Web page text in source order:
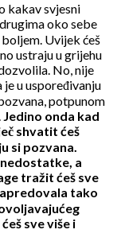
kakav svjesni
oko sebe
Uvijek ćeš
ustraju u grijehu
No, nije
je u uspoređivanju
potpunom
Jedino onda kad
shvatit ćeš
si pozvana.
a
tražit ćeš sve
tako
sve više i